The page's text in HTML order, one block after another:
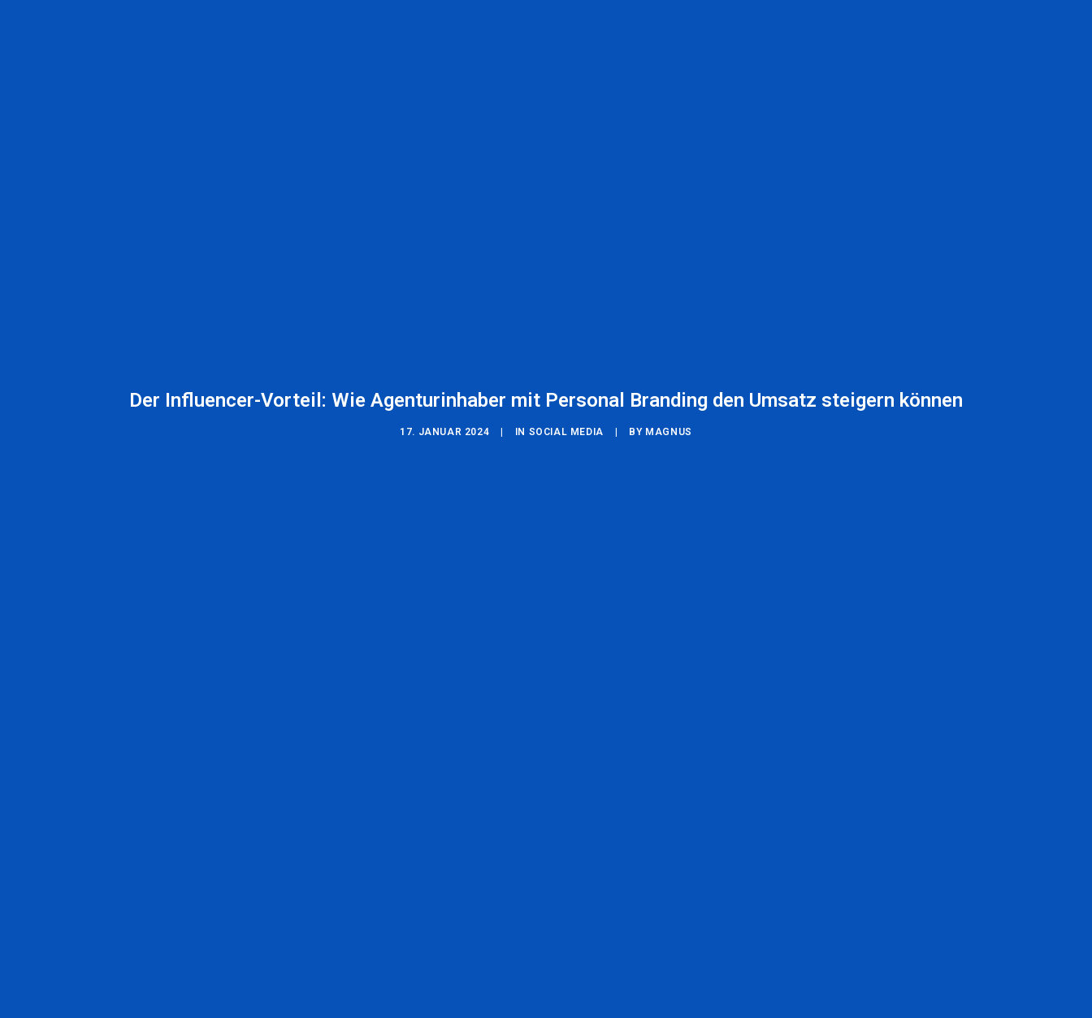
Der Influencer-Vorteil: Wie Agenturinhaber mit Personal Branding den Umsatz steigern können
17. JANUAR 2024 IN SOCIAL MEDIA BY MAGNUS